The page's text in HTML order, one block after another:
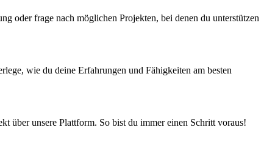
oder frage nach möglichen Projekten, bei denen du unterstützen
wie du deine Erfahrungen und Fähigkeiten am besten
über unsere Plattform. So bist du immer einen Schritt voraus!